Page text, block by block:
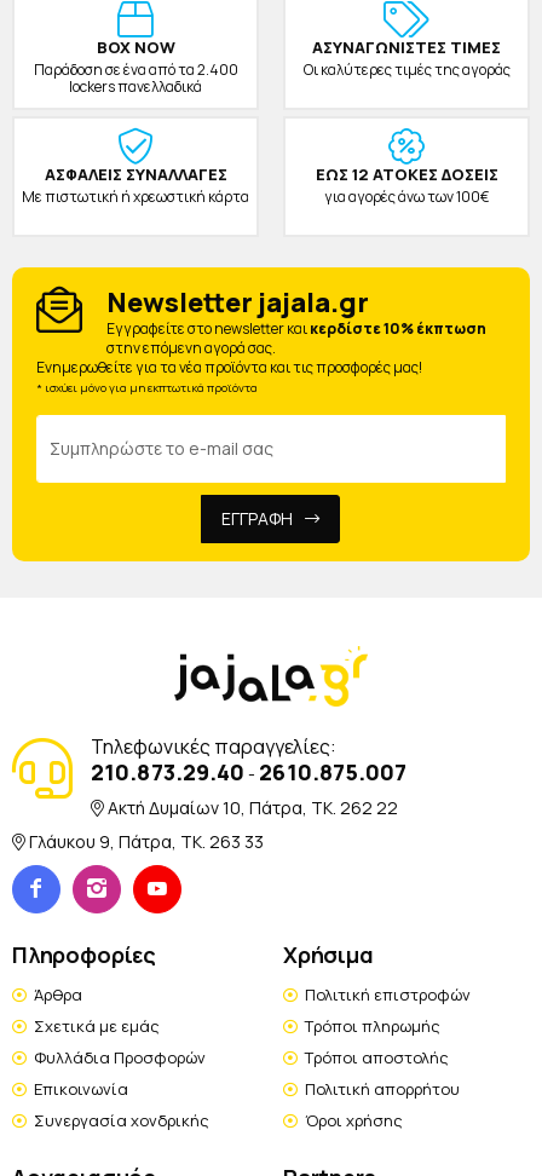
BOX NOW
Παράδοση σε ένα από τα 2.400
lockers πανελλαδικά
ΑΣΥΝΑΓΩΝΙΣΤΕΣ ΤΙΜΕΣ
Οι καλύτερες τιμές της αγοράς
ΑΣΦΑΛΕΙΣ ΣΥΝΑΛΛΑΓΕΣ
Με πιστωτική ή χρεωστική κάρτα
ΕΩΣ 12 ΑΤΟΚΕΣ ΔΟΣΕΙΣ
για αγορές άνω των 100€
Newsletter jajala.gr
Eγγραφείτε στο newsletter καικερδίστε 10% έκπτωση
στην επόμενη αγορά σας.
Ενημερωθείτε για τα νέα προϊόντα και τις προσφορές μας!
* ισχύει μόνο για μη εκπτωτικά προϊόντα
ΕΓΓΡΑΦΗ
Τηλεφωνικές παραγγελίες:
210.873.29.40 - 2610.875.007
Ακτή Δυμαίων 10, Πάτρα, TK. 262 22
Γλάυκου 9, Πάτρα, TK. 263 33
Πληροφορίες
Άρθρα
Σχετικά με εμάς
Φυλλάδια Προσφορών
Επικοινωνία
Συνεργασία χονδρικής
Χρήσιμα
Πολιτική επιστροφών
Τρόποι πληρωμής
Τρόποι αποστολής
Πολιτική απορρήτου
Όροι χρήσης